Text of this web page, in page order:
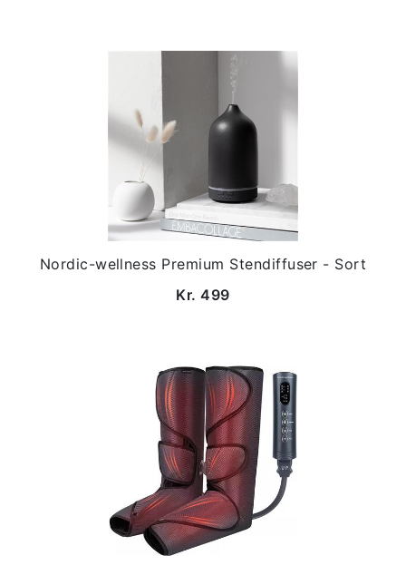
Nordic-wellness Premium Stendiffuser - Sort
Kr. 499